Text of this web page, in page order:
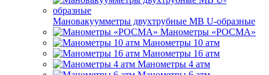
Мановакуумметры двухтрубные МВ U-образные
Манометры «РОСМА»
Манометры 10 атм
Манометры 16 атм
Манометры 4 атм